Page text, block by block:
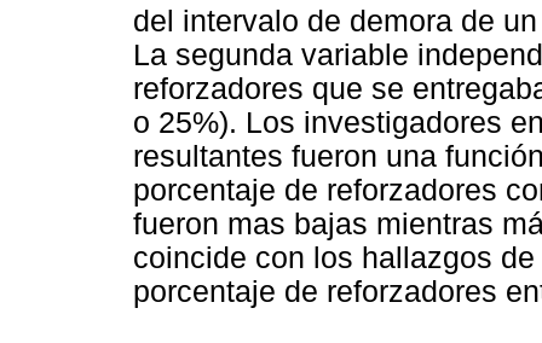
del intervalo de demora de
La segunda variable
reforzadores que se
o 25%). Los investigadores
resultantes fueron una
porcentaje de reforzadores
fueron mas bajas mientras
coincide con los hallazgos
porcentaje de reforzadores